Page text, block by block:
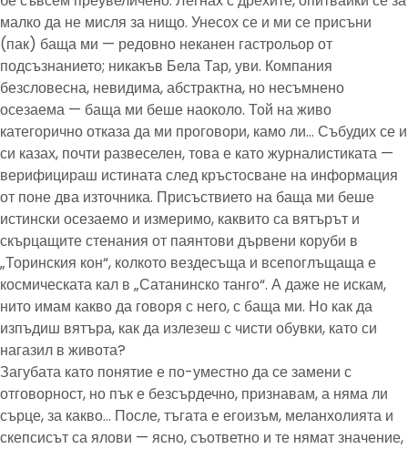
малко да не мисля за нищо. Унесох се и ми се присъни
(пак) баща ми — редовно неканен гастрольор от
подсъзнанието; никакъв Бела Тар, уви. Компания
безсловесна, невидима, абстрактна, но несъмнено
осезаема — баща ми беше наоколо. Той на живо
категорично отказа да ми проговори, камо ли… Събудих се и
си казах, почти развеселен, това е като журналистиката —
верифицираш истината след кръстосване на информация
от поне два източника. Присъствието на баща ми беше
истински осезаемо и измеримо, каквито са вятърът и
скърцащите стенания от паянтови дървени коруби в
„Торинския кон“, колкото вездесъща и всепоглъщаща е
космическата кал в „Сатанинско танго“. А даже не искам,
нито имам какво да говоря с него, с баща ми. Но как да
изпъдиш вятъра, как да излезеш с чисти обувки, като си
нагазил в живота?
Загубата като понятие е по-уместно да се замени с
отговорност, но пък е безсърдечно, признавам, а няма ли
сърце, за какво… После, тъгата е егоизъм, меланхолията и
скепсисът са ялови — ясно, съответно и те нямат значение,